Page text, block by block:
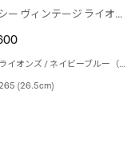
クラブシー ヴィンテージ ライオンズ / CLUB C 85 VINTAGE LIONS
カラー : ライオンズ / ネイビーブルー（R00150）
(26.5cm)